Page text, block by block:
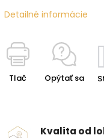
Detailné informácie
Tlač Opýtať sa
Kvalita od